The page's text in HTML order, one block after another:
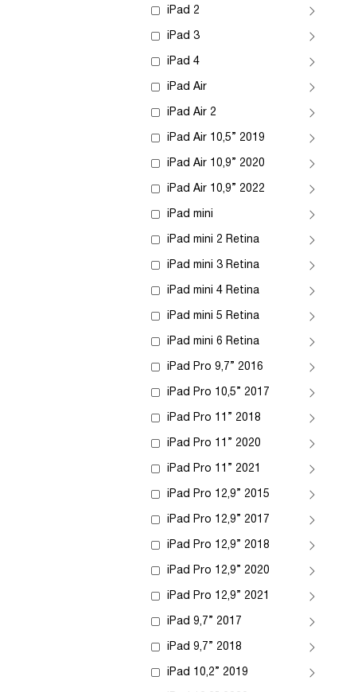
iPad 2
iPad 3
iPad 4
iPad Air
iPad Air 2
iPad Air 10,5” 2019
iPad Air 10,9” 2020
iPad Air 10,9” 2022
iPad mini
iPad mini 2 Retina
iPad mini 3 Retina
iPad mini 4 Retina
iPad mini 5 Retina
iPad mini 6 Retina
iPad Pro 9,7” 2016
iPad Pro 10,5” 2017
iPad Pro 11” 2018
iPad Pro 11” 2020
iPad Pro 11” 2021
iPad Pro 12,9” 2015
iPad Pro 12,9” 2017
iPad Pro 12,9” 2018
iPad Pro 12,9” 2020
iPad Pro 12,9” 2021
iPad 9,7” 2017
iPad 9,7” 2018
iPad 10,2” 2019